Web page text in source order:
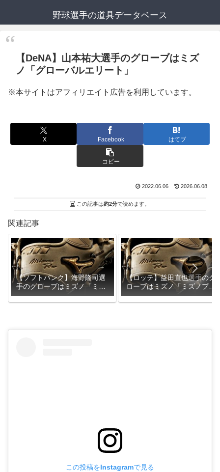
野球選手の道具データベース
【DeNA】山本祐大選手のグローブはミズ
ノ「グローバルエリート」
※本サイトはアフィリエイト広告を利用しています。
X Facebook はてブ
コピー
2022.06.06 2026.06.08
この記事は約2分で読めます。
関連記事
【ソフトバンク】海野隆司選
手のグローブはミズノ「ミズ
ノプロ」
【ロッテ】益田直也選手のグ
ローブはミズノ「ミズノプ
ロ」
この投稿をInstagramで見る